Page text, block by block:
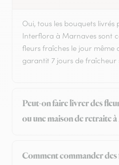
Oui, tous les bouquets livrés
Interflora à Marnaves sont
fleurs fraîches le jour même
garantit 7 jours de fraîcheur
Peut-on faire livrer des
ou une maison de retraite
Comment commander des